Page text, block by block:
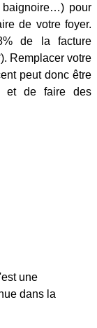
pour
de votre foyer.
de la facture
Remplacer votre
peut donc être
et de faire des
une
dans la